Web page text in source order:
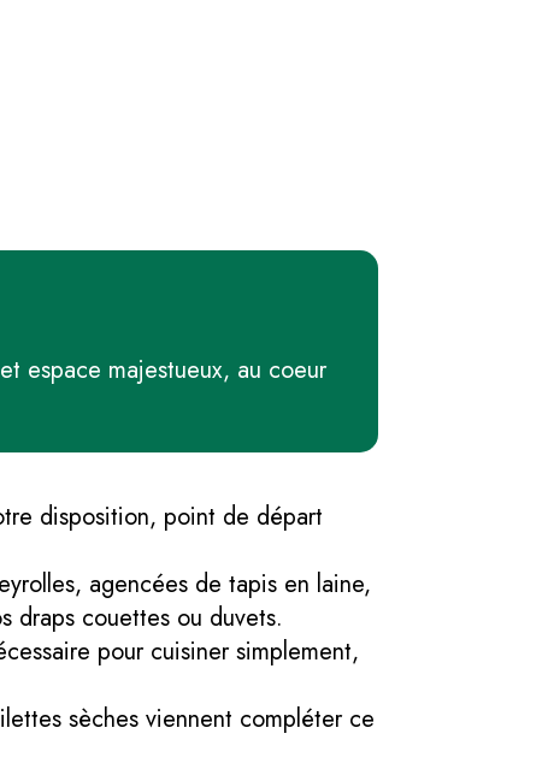
espace majestueux, au coeur
disposition, point de départ
agencées de tapis en laine,
draps couettes ou duvets.
pour cuisiner simplement,
sèches viennent compléter ce